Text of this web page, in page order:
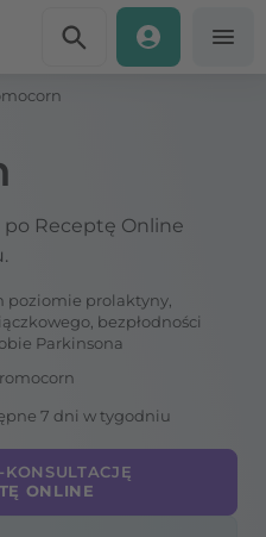
po Receptę Online
poziomie prolaktyny,
bezpłodności
Parkinsona
7 dni w tygodniu
ONLINE